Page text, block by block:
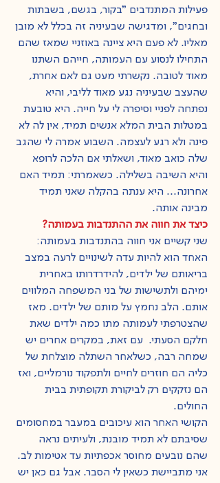
פעילות המתנדבים "בקור, בגשם, בשבתות
ובחגים", ומדגישה שבעיניה זה בכלל לא מובן
מאליו. לא פעם היא ציינה באוזניי שמאז שהם
התחילו לנסוע עם העמותה, חייהם השתנו
מאוד לטובה. נקשרתי מעט גם לאם אחרת,
שהעצב שבעיניה נגע מאוד לליבי, והיא
נפתחה לפניי וסיפרה לי על חייה. היא טובעת
במטלות הבית המלא אנשים תמיד, אין לה לא
פינה ולא רגע לעצמה. השבוע אמרה לי שהגב
שלה כואב מאוד, ושאלתי אם הלכה לרופא
והיא השיבה בשלילה. כשאמרתי: תמיד האם
אחרונה... היא ענתה בהקלה שאני תמיד
מבינה אותה.
כיצד את חווה את ההתנדבות בעמותה?
שני קשיים אני חווה בהתנדבות בעמותה:
האחד הוא להיות עדה לשינויים לרעה במצב
בריאותם של ילדים, להידרדרותו באחרית
ימיהם ולתשישות של בני המשפחה המלווים
אותם. הלב נחמץ על מותם של ילדים. מאז
שהצטרפתי לעמותה מתו כמה ילדים שאת
חלקם הסעתי.  עם זאת, במקרים אחרים יש
שמחה רבה, כשלאחר השתלה מוצלחת של
כליה הם חוזרים לחיים ולתפקוד נורמליים, ואז
הם נזקקים רק לביקורת תקופתית בבית
החולים.
הקושי האחר הוא עיכובים במעבר במחסומים
שסיבתם לא תמיד מובנת, ולעיתים נראה
שהם נובעים מחוסר אכפתיות עד אטימות לב.
אני מתביישת כשאין לי הסבר. אבל גם כאן יש